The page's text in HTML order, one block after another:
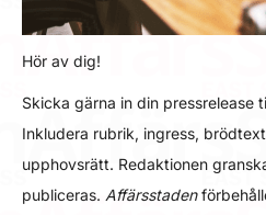
Hör av dig!
Skicka gärna in din pressrelease
Inkludera rubrik, ingress,
upphovsrätt. Redaktionen
publiceras. Affärsstaden